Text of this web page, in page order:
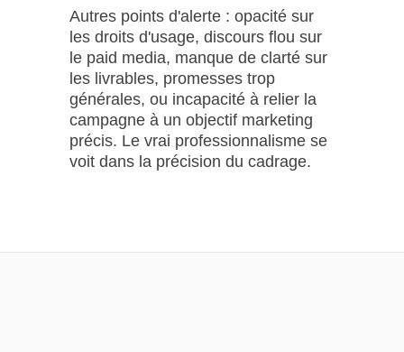
Autres points d'alerte : opacité sur
les droits d'usage, discours flou sur
le paid media, manque de clarté sur
les livrables, promesses trop
générales, ou incapacité à relier la
campagne à un objectif marketing
précis. Le vrai professionnalisme se
voit dans la précision du cadrage.